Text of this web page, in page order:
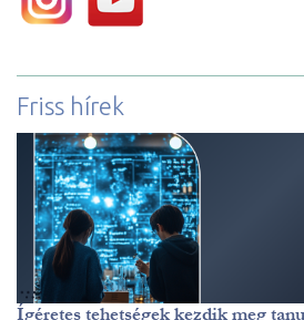
Friss hírek
Ígéretes tehetségek kezdik meg